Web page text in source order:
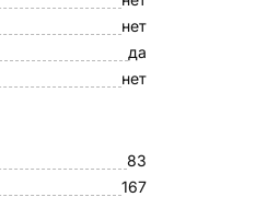
нет
да
нет
83
167